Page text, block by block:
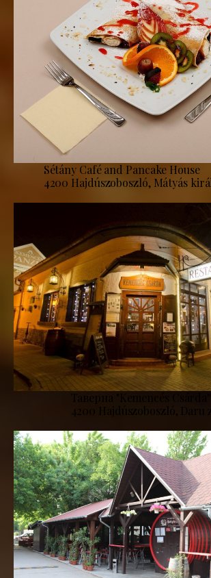
Sétány Café and Pancake House
4200 Hajdúszoboszló, Mátyás
Таверна "Kemencés Csárda''
4200 Hajdúszoboszló, Daru